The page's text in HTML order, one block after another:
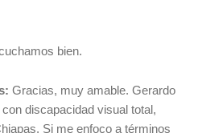
bien.
Gracias, muy amable. Gerardo
discapacidad visual total,
Si me enfoco a términos